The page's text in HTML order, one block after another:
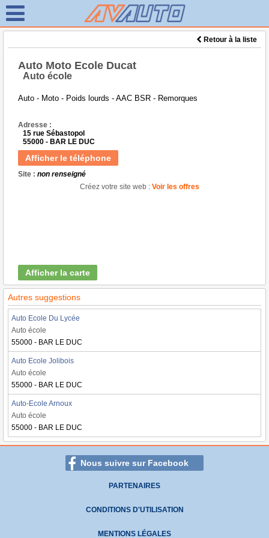
Retour à la liste
Auto Moto Ecole Ducat
Auto école
Auto - Moto - Poids lourds - AAC BSR - Remorques
Adresse :
15 rue Sébastopol
55000 - BAR LE DUC
Afficher le téléphone
Site : non renseigné
Créez votre site web : Voir les offres
Afficher la carte
Autres suggestions
Auto Ecole Du Lycée
Auto école
55000 - BAR LE DUC
Auto Ecole Jolibois
Auto école
55000 - BAR LE DUC
Auto-Ecole Arnoux
Auto école
55000 - BAR LE DUC
Nous suivre sur Facebook
PARTENAIRES
CONDITIONS D'UTILISATION
MENTIONS LÉGALES